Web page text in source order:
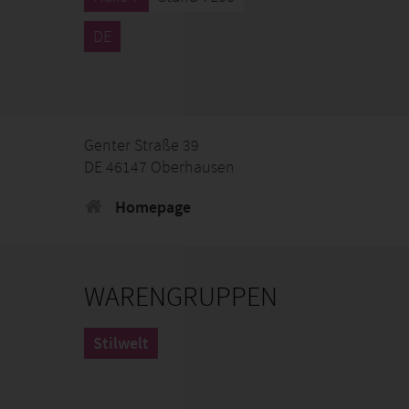
DE
Genter Straße 39
DE 46147 Oberhausen
Homepage
WARENGRUPPEN
Stilwelt